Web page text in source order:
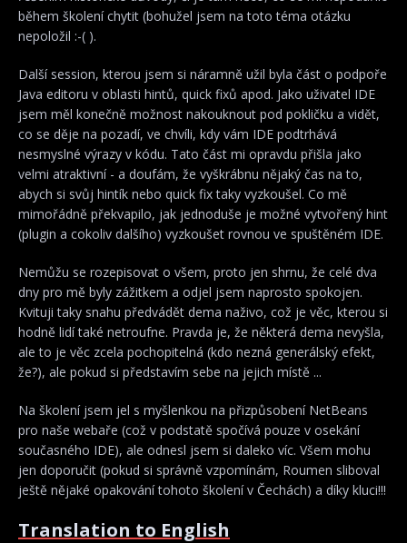
během školení chytit (bohužel jsem na toto téma otázku
nepoložil :-( ).
Další session, kterou jsem si náramně užil byla část o podpoře
Java editoru v oblasti hintů, quick fixů apod. Jako uživatel IDE
jsem měl konečně možnost nakouknout pod pokličku a vidět,
co se děje na pozadí, ve chvíli, kdy vám IDE podtrhává
nesmyslné výrazy v kódu. Tato část mi opravdu přišla jako
velmi atraktivní - a doufám, že vyškrábnu nějaký čas na to,
abych si svůj hintík nebo quick fix taky vyzkoušel. Co mě
mimořádně překvapilo, jak jednoduše je možné vytvořený hint
(plugin a cokoliv dalšího) vyzkoušet rovnou ve spuštěném IDE.
Nemůžu se rozepisovat o všem, proto jen shrnu, že celé dva
dny pro mě byly zážitkem a odjel jsem naprosto spokojen.
Kvituji taky snahu předvádět dema naživo, což je věc, kterou si
hodně lidí také netroufne. Pravda je, že některá dema nevyšla,
ale to je věc zcela pochopitelná (kdo nezná generálský efekt,
že?), ale pokud si představím sebe na jejich místě ...
Na školení jsem jel s myšlenkou na přizpůsobení NetBeans
pro naše webaře (což v podstatě spočívá pouze v osekání
současného IDE), ale odnesl jsem si daleko víc. Všem mohu
jen doporučit (pokud si správně vzpomínám, Roumen sliboval
ještě nějaké opakování tohoto školení v Čechách) a díky kluci!!!
Translation to English